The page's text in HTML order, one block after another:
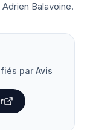
Balavoine.
par Avis